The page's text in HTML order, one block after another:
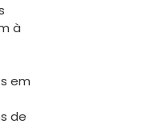
à
em
de